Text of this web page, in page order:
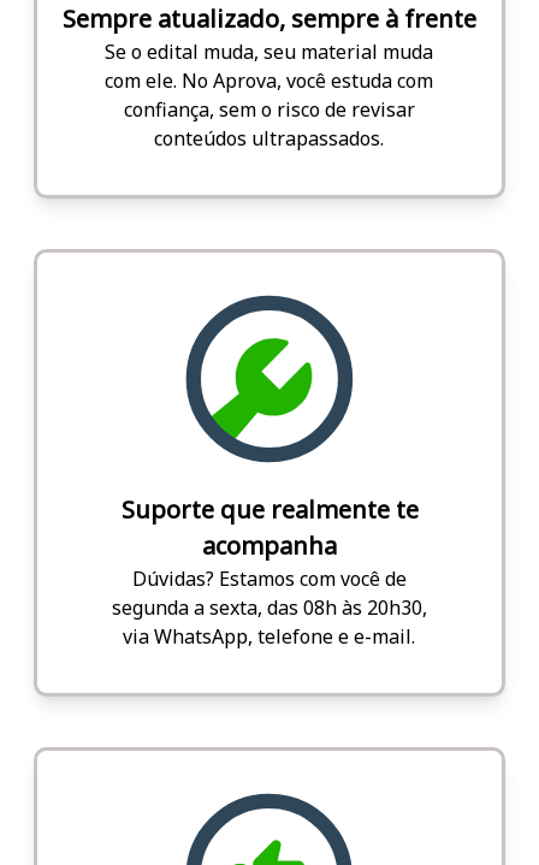
Sempre atualizado, sempre à frente
Se o edital muda, seu material muda
com ele. No Aprova, você estuda com
confiança, sem o risco de revisar
conteúdos ultrapassados.
Suporte que realmente te
acompanha
Dúvidas? Estamos com você de
segunda a sexta, das 08h às 20h30,
via WhatsApp, telefone e e-mail.